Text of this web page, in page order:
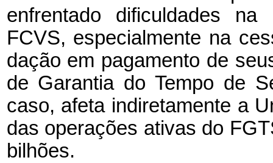
enfrentado dificuldades
FCVS, especialmente na
dação em pagamento de
de Garantia do Tempo de
caso, afeta indiretamente a
das operações ativas do
bilhões.